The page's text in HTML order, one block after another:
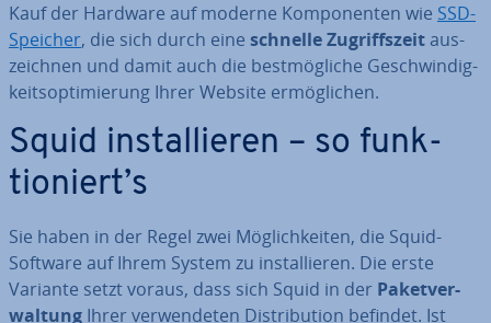
Kauf der Hardware auf moderne Kom­po­nen­ten wie SSD-
Speicher, die sich durch eine schnelle Zu­griffs­zeitaus­
zeich­nen und damit auch die best­mög­li­che Ge­schwin­dig­
keits­op­ti­mie­rung Ihrer Website er­mög­li­chen.
Squid in­stal­lie­ren – so funk­
tio­niert’s
Sie haben in der Regel zwei Mög­lich­kei­ten, die Squid-
Software auf Ihrem System zu in­stal­lie­ren. Die erste
Variante setzt voraus, dass sich Squid in der Pa­ket­ver­
wal­tung Ihrer ver­wen­de­ten Dis­tri­bu­ti­on befindet. Ist